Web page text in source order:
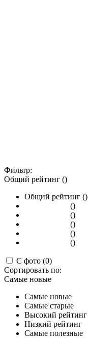
Фильтр:
Общий рейтинг ()
Общий рейтинг ()
()
()
()
()
()
С фото (0)
Сортировать по:
Самые новые
Самые новые
Самые старые
Высокий рейтинг
Низкий рейтинг
Самые полезные